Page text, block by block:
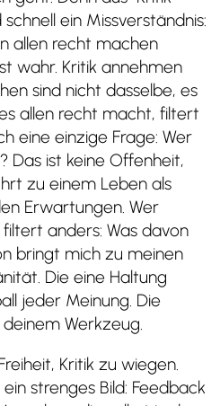
ein Missverständnis:
allen recht machen
wahr. Kritik annehmen
sind nicht dasselbe, es
allen recht macht, filtert
eine einzige Frage: Wer
Das ist keine Offenheit,
zu einem Leben als
Erwartungen. Wer
anders: Was davon
bringt mich zu meinen
Die eine Haltung
jeder Meinung. Die
Werkzeug.
Kritik zu wiegen.
strenges Bild: Feedback